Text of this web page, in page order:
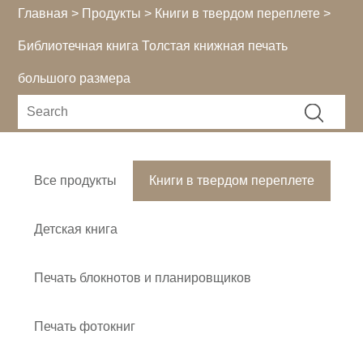
Главная > Продукты > Книги в твердом переплете >
Библиотечная книга Толстая книжная печать
большого размера
Все продукты Книги в твердом переплете
Детская книга
Печать блокнотов и планировщиков
Печать фотокниг